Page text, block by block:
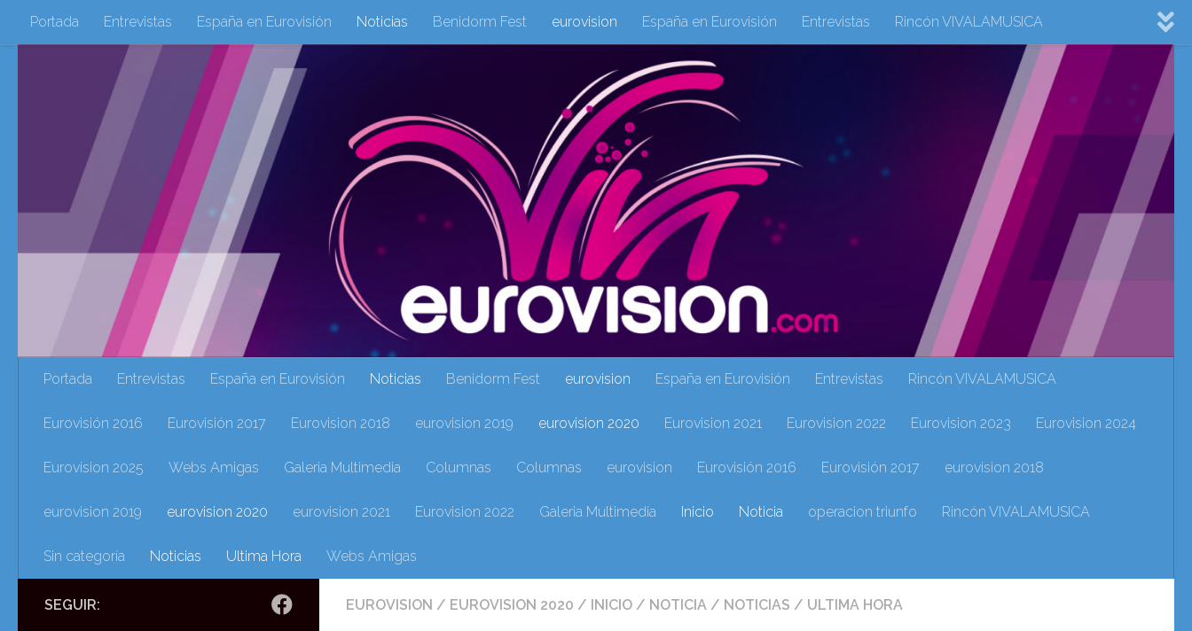
Saltar al contenido
Portada Entrevistas España en Eurovisión Noticias Benidorm Fest eurovision España en Eurovisión Entrevistas Rincón VIVALAMUSICA
Eurovisión 2016 Eurovisión 2017 Eurovision 2018 eurovision 2020 Eurovision 2021 Eurovision 2024
Eurovision 2025 Webs Amigas Galeria Multimedia Columnas Columnas eurovision Eurovisión 2016 eurovision 2018 eurovision 2019
eurovision 2020 eurovision 2021 Eurovision 2022 Galeria Multimedia Inicio Noticia operacion triunfo Rincón VIVALAMUSICA Sin categoría Noticias
Ultima Hora Webs Amigas
Portada Entrevistas España en Eurovisión Noticias Benidorm Fest eurovision España en Eurovisión Entrevistas Rincón VIVALAMUSICA
Eurovisión 2016 Eurovisión 2017 Eurovision 2018 eurovision 2019 eurovision 2020 Eurovision 2021 Eurovision 2022 Eurovision 2023 Eurovision 2024
Eurovision 2025 Webs Amigas Galeria Multimedia Columnas Columnas eurovision Eurovisión 2016 Eurovisión 2017 eurovision 2018
eurovision 2019 eurovision 2020 eurovision 2021 Eurovision 2022 Galeria Multimedia Inicio Noticia operacion triunfo Rincón VIVALAMUSICA
Sin categoría Noticias Ultima Hora Webs Amigas
EUROVISION / EUROVISION 2020 / INICIO / NOTICIA / NOTICIAS / ULTIMA HORA
SEGUIR: